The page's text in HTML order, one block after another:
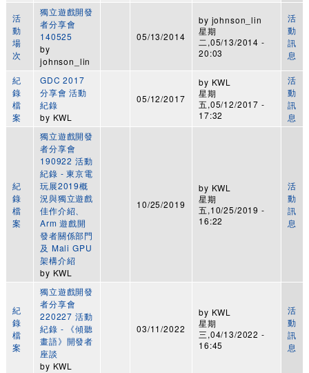
活
動
場
次
獨立遊戲開發
者分享會
140525
by
johnson_lin
05/13/2014
by johnson_lin
星期
二,05/13/2014 -
20:03
活
動
訊
息
紀
錄
檔
案
GDC 2017
分享會 活動
紀錄
by KWL
05/12/2017
by KWL
星期
五,05/12/2017 -
17:32
活
動
訊
息
紀
錄
檔
案
獨立遊戲開發
者分享會
190922 活動
紀錄 - 東京電
玩展2019概
況與獨立遊戲
佳作介紹、
Arm 遊戲開
發者關係部門
及 Mali GPU
架構介紹
by KWL
10/25/2019
by KWL
星期
五,10/25/2019 -
16:22
活
動
訊
息
紀
錄
檔
案
獨立遊戲開發
者分享會
220227 活動
紀錄 - 《傾聽
畫語》開發者
座談
by KWL
03/11/2022
by KWL
星期
三,04/13/2022 -
16:45
活
動
訊
息